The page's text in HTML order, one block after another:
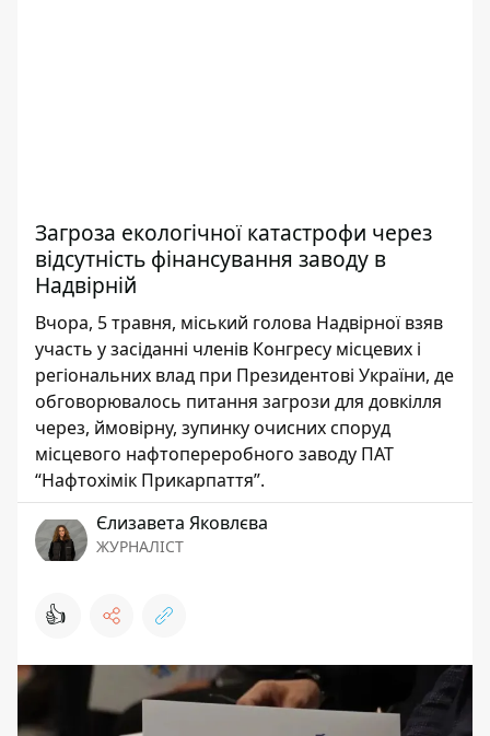
Загроза екологічної катастрофи через
відсутність фінансування заводу в
Надвірній
Вчора, 5 травня, міський голова Надвірної взяв
участь у засіданні членів Конгресу місцевих і
регіональних влад при Президентові України, де
обговорювалось питання загрози для довкілля
через, ймовірну, зупинку очисних споруд
місцевого нафтопереробного заводу ПАТ
“Нафтохімік Прикарпаття”.
Єлизавета Яковлєва
ЖУРНАЛІСТ
👍